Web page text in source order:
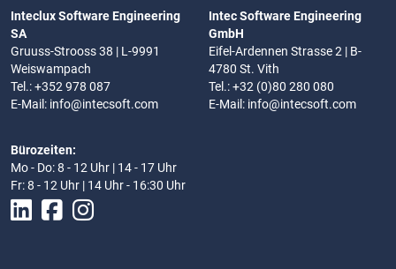
Inteclux Software Engineering
SA
Gruuss-Strooss 38 | L-9991
Weiswampach
Tel.: +352 978 087
E-Mail: info@intecsoft.com
Intec Software Engineering
GmbH
Eifel-Ardennen Strasse 2 | B-
4780 St. Vith
Tel.: +32 (0)80 280 080
E-Mail: info@intecsoft.com
Bürozeiten:
Mo - Do: 8 - 12 Uhr | 14 - 17 Uhr
Fr: 8 - 12 Uhr | 14 Uhr - 16:30 Uhr